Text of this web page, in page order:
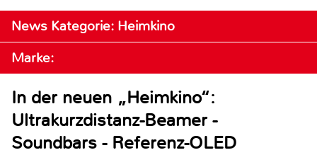
News Kategorie: Heimkino
Marke:
In der neuen „Heimkino“:
Ultrakurzdistanz-Beamer -
Soundbars - Referenz-OLED